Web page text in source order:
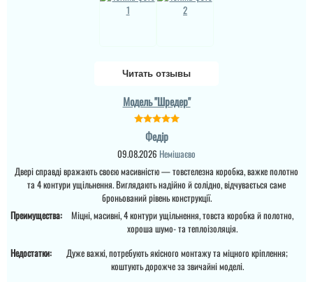
Денис
Просто шикарне
Міла
вхідні двері в будинок і
квартиру.Залишились
дууууже задоволені і
Читать отзывы
Модель "Шредер"
Федір
09.08.2026 Немішаєво
Двері справді вражають своєю масивністю — товстелезна коробка, важке полотно
та 4 контури ущільнення. Виглядають надійно й солідно, відчувається саме
броньований рівень конструкції.
Преимущества:
Міцні, масивні, 4 контури ущільнення, товста коробка й полотно,
хороша шумо- та теплоізоляція.
Недостатки:
Дуже важкі, потребують якісного монтажу та міцного кріплення;
коштують дорожче за звичайні моделі.